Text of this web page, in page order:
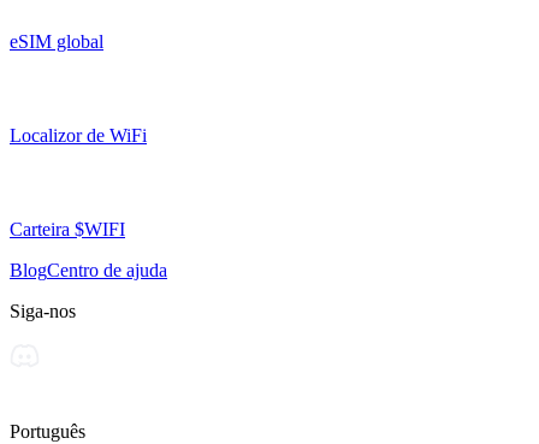
eSIM global
Localizor de WiFi
Carteira $WIFI
BlogCentro de ajuda
Siga-nos
Português